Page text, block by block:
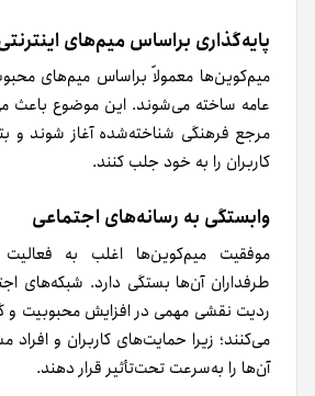
پایه‌گذاری براساس میم‌های
میم‌کوین‌ها معمولاً براساس میم‌های
عامه ساخته می‌شوند. این موضوع باعث
مرجع فرهنگی شناخته‌شده آغاز شوند و
کاربران را به خود جلب کنند.
وابستگی به رسانه‌های اجتماعی
موفقیت میم‌کوین‌ها اغلب به
طرفداران آن‌ها بستگی دارد. شبکه‌های
ردیت نقشی مهمی در افزایش محبوبیت و
می‌کنند؛ زیرا حمایت‌های کاربران و افراد
آن‌ها را به‌سرعت تحت‌تأثیر قرار دهند.